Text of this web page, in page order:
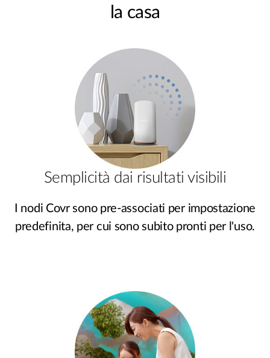
la casa
Semplicità dai risultati visibili
I nodi Covr sono pre-associati per impostazione
predefinita, per cui sono subito pronti per l'uso.